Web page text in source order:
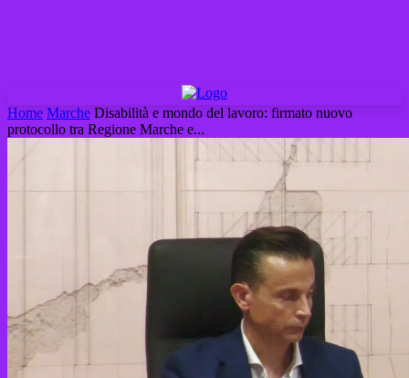
Home Marche Disabilità e mondo del lavoro: firmato nuovo
protocollo tra Regione Marche e...